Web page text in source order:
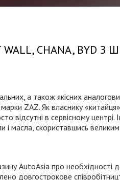
WALL, CHANA,
а також якісних
ZAZ. Як власнику
відсутні в сервісному центрі.
і масла, скориставшись великим
AutoAsia про необхідності
довгострокове